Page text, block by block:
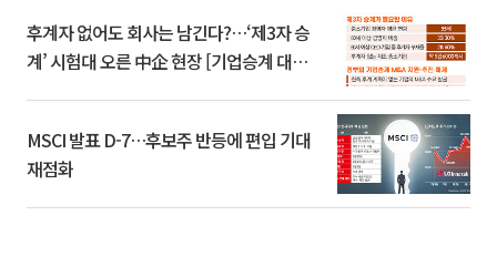
후계자 없어도 회사는 남긴다?…‘제3자 승
계’ 시험대 오른 中企 현장 [기업승계 대전
MSCI 발표 D-7…후보주 반등에 편입 기대
재점화